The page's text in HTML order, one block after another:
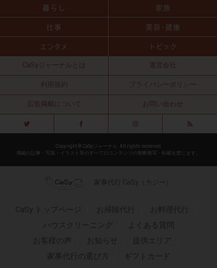
CaSyジャーナルとは 運営会社
利用規約 プライバシーポリシー
広告掲載について お問い合わせ
Copyright © CaSyジャーナル. All rights reserved.
掲載の記事・写真・イラスト等のすべてのコンテンツの無断複写・転載を禁じます。
家事代行 CaSy（カジー）
CaSy トップページ お掃除代行
お料理代行
ハウスクリーニング
よくある質問
お客様の声
お知らせ
提供エリア
家事代行の選び方
ギフトカード